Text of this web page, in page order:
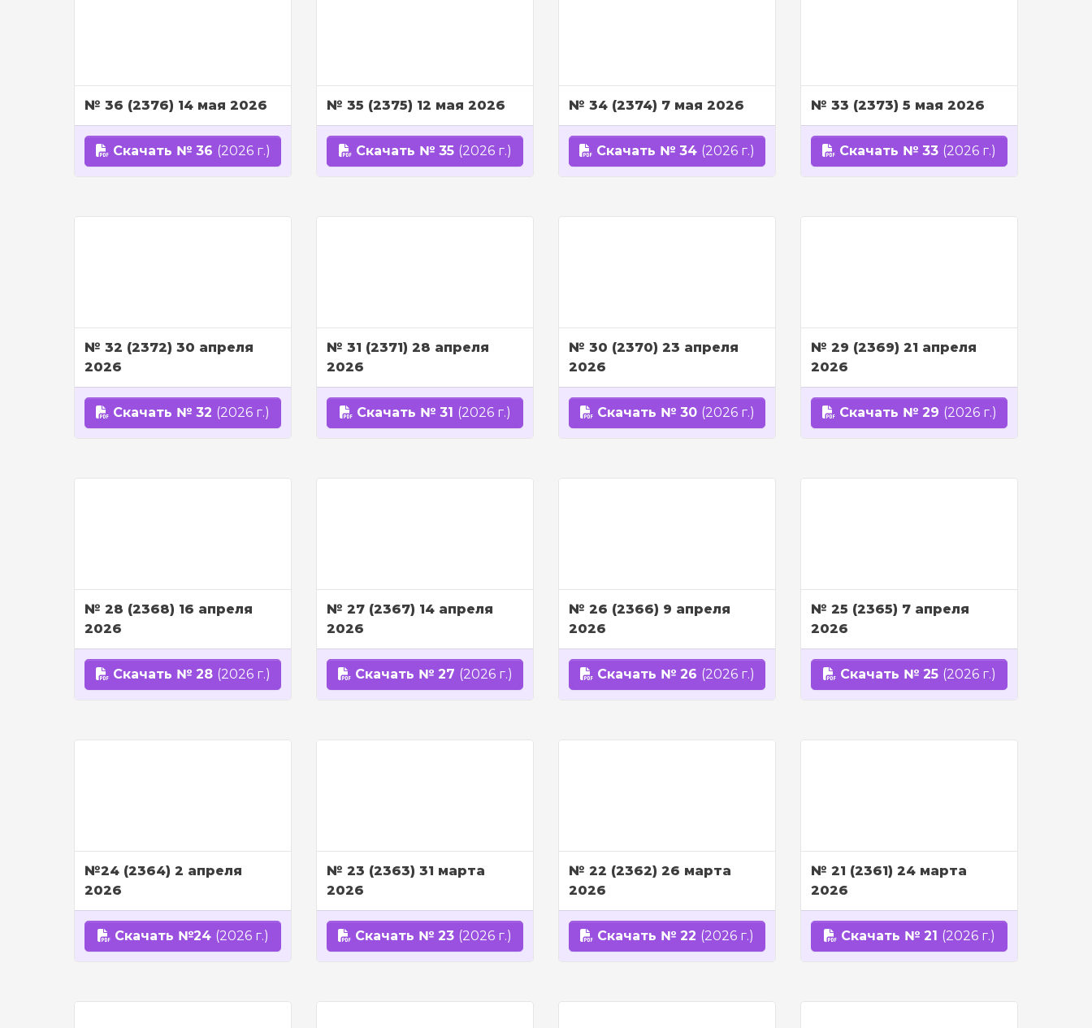
№ 36 (2376) 14 мая 2026
Скачать № 36 (2026 г.)
№ 35 (2375) 12 мая 2026
Скачать № 35 (2026 г.)
№ 34 (2374) 7 мая 2026
Скачать № 34 (2026 г.)
№ 33 (2373) 5 мая 2026
Скачать № 33 (2026 г.)
№ 32 (2372) 30 апреля
2026
Скачать № 32 (2026 г.)
№ 31 (2371) 28 апреля
2026
Скачать № 31 (2026 г.)
№ 30 (2370) 23 апреля
2026
Скачать № 30 (2026 г.)
№ 29 (2369) 21 апреля
2026
Скачать № 29 (2026 г.)
№ 28 (2368) 16 апреля
2026
Скачать № 28 (2026 г.)
№ 27 (2367) 14 апреля
2026
Скачать № 27 (2026 г.)
№ 26 (2366) 9 апреля
2026
Скачать № 26 (2026 г.)
№ 25 (2365) 7 апреля
2026
Скачать № 25 (2026 г.)
№24 (2364) 2 апреля
2026
Скачать №24 (2026 г.)
№ 23 (2363) 31 марта
2026
Скачать № 23 (2026 г.)
№ 22 (2362) 26 марта
2026
Скачать № 22 (2026 г.)
№ 21 (2361) 24 марта
2026
Скачать № 21 (2026 г.)